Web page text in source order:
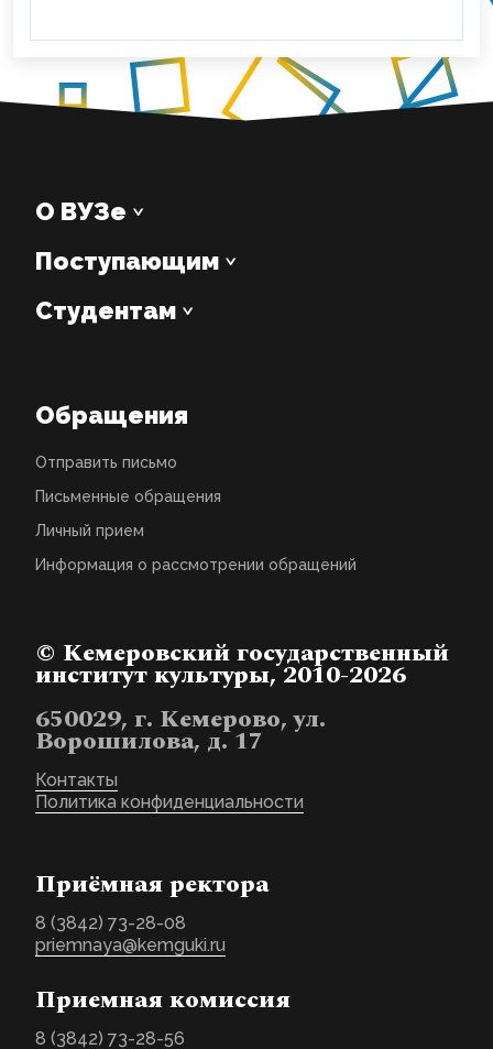
О ВУЗе
Поступающим
Студентам
Обращения
Отправить письмо
Письменные обращения
Личный прием
Информация о рассмотрении обращений
© Кемеровский государственный
институт культуры, 2010-2026
650029, г. Кемерово, ул.
Ворошилова, д. 17
Контакты
Политика конфиденциальности
Приёмная ректора
8 (3842) 73-28-08
priemnaya@kemguki.ru
Приемная комиссия
8 (3842) 73-28-56